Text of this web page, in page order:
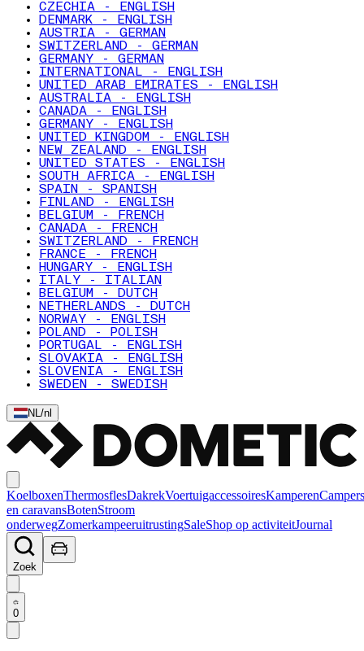
CZECHIA - ENGLISH
DENMARK - ENGLISH
AUSTRIA - GERMAN
SWITZERLAND - GERMAN
GERMANY - GERMAN
INTERNATIONAL - ENGLISH
UNITED ARAB EMIRATES - ENGLISH
AUSTRALIA - ENGLISH
CANADA - ENGLISH
GERMANY - ENGLISH
UNITED KINGDOM - ENGLISH
NEW ZEALAND - ENGLISH
UNITED STATES - ENGLISH
SOUTH AFRICA - ENGLISH
SPAIN - SPANISH
FINLAND - ENGLISH
BELGIUM - FRENCH
CANADA - FRENCH
SWITZERLAND - FRENCH
FRANCE - FRENCH
HUNGARY - ENGLISH
ITALY - ITALIAN
BELGIUM - DUTCH
NETHERLANDS - DUTCH
NORWAY - ENGLISH
POLAND - POLISH
PORTUGAL - ENGLISH
SLOVAKIA - ENGLISH
SLOVENIA - ENGLISH
SWEDEN - SWEDISH
NL/nl
KoelboxenThermosflesDakrekVoertuigaccessoiresKamperenCampers
en caravansBotenStroom
onderwegZomerkampeeruitrustingSaleShop op activiteitJournal
Zoek
0